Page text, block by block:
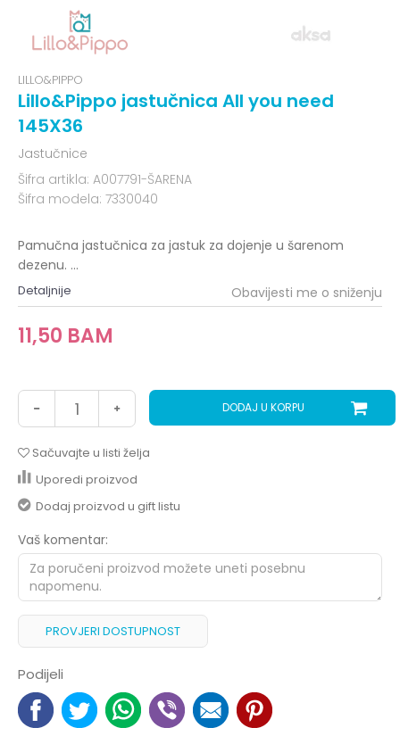
LILLO&PIPPO
Lillo&Pippo jastučnica All you need
145X36
Jastučnice
Šifra artikla: A007791-ŠARENA
Šifra modela: 7330040
Pamučna jastučnica za jastuk za dojenje u šarenom
dezenu. ...
Detaljnije
11,50 BAM
Obavijesti me o sniženju
DODAJ U KORPU
Sačuvajte u listi želja
Uporedi proizvod
Dodaj proizvod u gift listu
Vaš komentar:
PROVJERI DOSTUPNOST
Podijeli